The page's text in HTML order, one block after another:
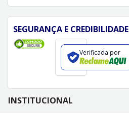
SEGURANÇA E CREDIBILIDADE
Verificada por
FORMAS DE
PAGAMENTO
INSTITUCIONAL